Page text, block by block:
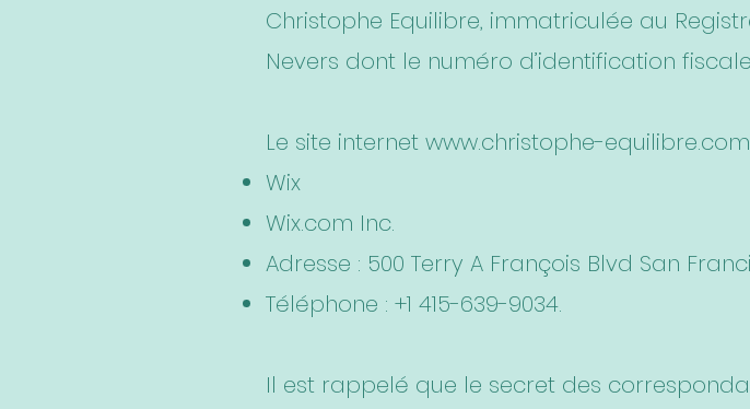
Christophe Equilibre, immatriculée au
Nevers dont le numéro d’identification fiscale
Le site internet www.christophe-equilibre.com
Wix
Wix.com Inc.
Adresse : 500 Terry A François Blvd San
Téléphone : +1 415-639-9034.
Il est rappelé que le secret des